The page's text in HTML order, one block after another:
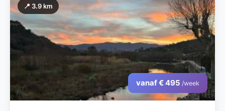
📍 3.9 km
vanaf € 495 /week